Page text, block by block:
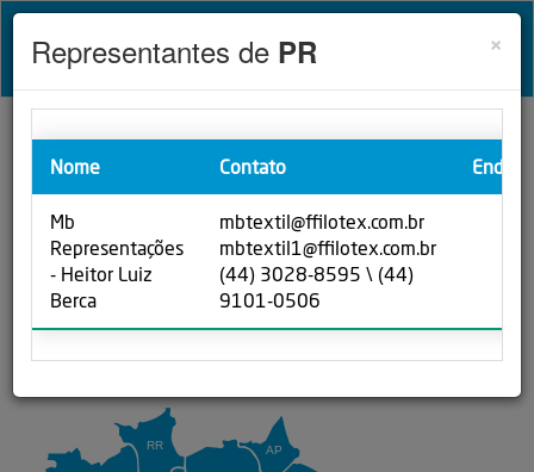
Representantes
Selecione um ESTADO
AP
RR
×
Representantes de PR
Nome Contato
Mb
Representações
- Heitor Luiz
Berca
mbtextil@ffilotex.com.br
mbtextil1@ffilotex.com.br
(44) 3028-8595 \ (44)
9101-0506